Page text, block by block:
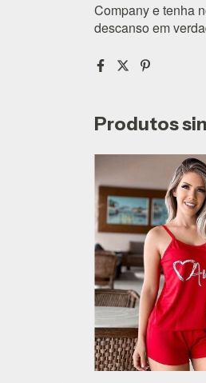
Company e tenha
descanso em
Produtos